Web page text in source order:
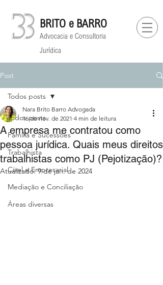
BRITO e BARRO
Advocacia e Consultoria
Jurídica
Post
Todos posts
Família e Sucessões
Trabalhista
Cível e Empresarial
⁠Mediação e Conciliação
Áreas diversas
Todos posts
A empresa me contratou como
pessoa jurídica. Quais meus direitos
trabalhistas como PJ (Pejotização)?
Nara Brito Barro Advogada
16 de nov. de 2021 4 min de leitura
Atualizado:9 de jan. de 2024